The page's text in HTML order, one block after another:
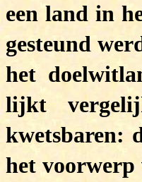
een land in
gesteund
het
lijkt
kwetsbaren:
het voorwerp